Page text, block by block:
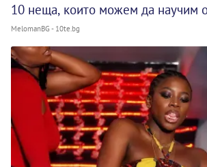
10 неща, които можем да научим
MelomanBG - 10te.bg